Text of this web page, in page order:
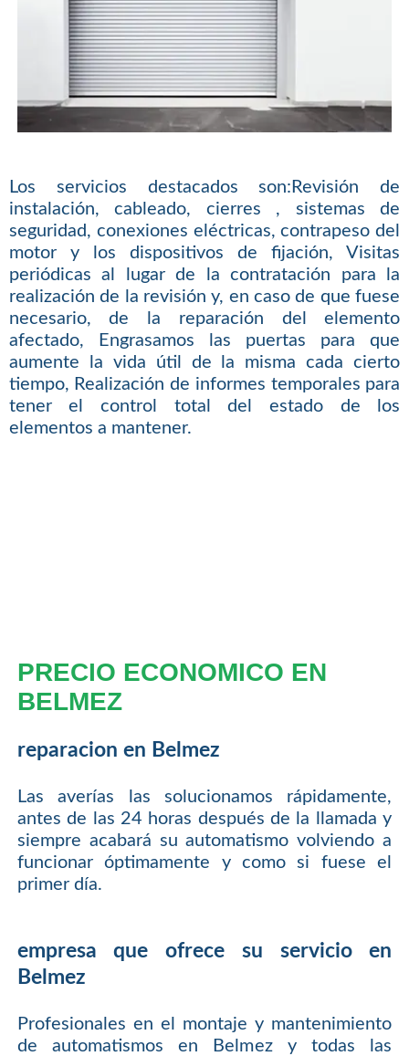
Los servicios destacados son:Revisión de
instalación, cableado, cierres , sistemas de
seguridad, conexiones eléctricas, contrapeso del
motor y los dispositivos de fijación, Visitas
periódicas al lugar de la contratación para la
realización de la revisión y, en caso de que fuese
necesario, de la reparación del elemento
afectado, Engrasamos las puertas para que
aumente la vida útil de la misma cada cierto
tiempo, Realización de informes temporales para
tener el control total del estado de los
elementos a mantener.
PRECIO ECONOMICO EN
BELMEZ
reparacion en Belmez
Las averías las solucionamos rápidamente,
antes de las 24 horas después de la llamada y
siempre acabará su automatismo volviendo a
funcionar óptimamente y como si fuese el
primer día.
empresa que ofrece su servicio en
Belmez
Profesionales en el montaje y mantenimiento
de automatismos en Belmez y todas las